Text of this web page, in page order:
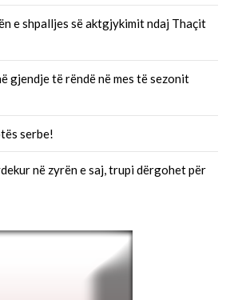
e shpalljes së aktgjykimit ndaj Thaçit
gjendje të rëndë në mes të sezonit
serbe!
në zyrën e saj, trupi dërgohet për